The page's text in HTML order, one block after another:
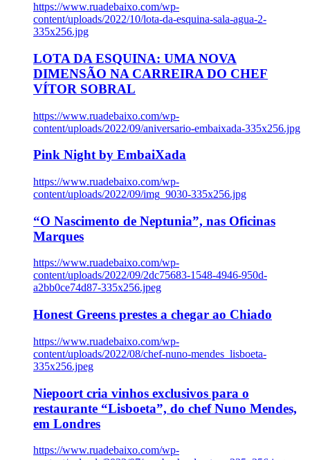
https://www.ruadebaixo.com/wp-
content/uploads/2022/10/lota-da-esquina-sala-agua-2-
335x256.jpg
LOTA DA ESQUINA: UMA NOVA
DIMENSÃO NA CARREIRA DO CHEF
VÍTOR SOBRAL
https://www.ruadebaixo.com/wp-
content/uploads/2022/09/aniversario-embaixada-335x256.jpg
Pink Night by EmbaiXada
https://www.ruadebaixo.com/wp-
content/uploads/2022/09/img_9030-335x256.jpg
“O Nascimento de Neptunia”, nas Oficinas
Marques
https://www.ruadebaixo.com/wp-
content/uploads/2022/09/2dc75683-1548-4946-950d-
a2bb0ce74d87-335x256.jpeg
Honest Greens prestes a chegar ao Chiado
https://www.ruadebaixo.com/wp-
content/uploads/2022/08/chef-nuno-mendes_lisboeta-
335x256.jpeg
Niepoort cria vinhos exclusivos para o
restaurante “Lisboeta”, do chef Nuno Mendes,
em Londres
https://www.ruadebaixo.com/wp-